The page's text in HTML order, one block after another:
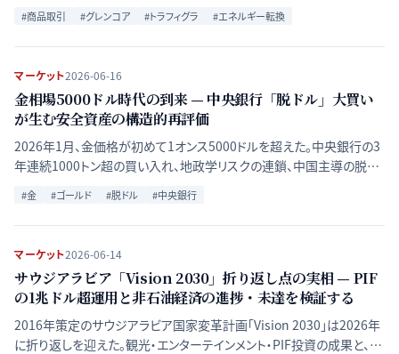
する。
#商品取引 #グレンコア #トラフィグラ #エネルギー転換
マーケット2026-06-16
金相場5000ドル時代の到来 — 中央銀行「脱ドル」大買い
が生む安全資産の構造的再評価
2026年1月、金価格が初めて1オンス5000ドルを超えた。中央銀行の3
年連続1000トン超の買い入れ、地政学リスクの連鎖、中国主導の脱ド
ル圧力——これらが複合する「構造的強気市場」のメカニズムを多角的
に解説する。
#金 #ゴールド #脱ドル #中央銀行
マーケット2026-06-14
サウジアラビア「Vision 2030」折り返し点の実相 — PIF
の1兆ドル超運用と非石油経済の進捗・未達を検証する
2016年策定のサウジアラビア国家変革計画「Vision 2030」は2026年
に折り返しを迎えた。観光・エンターテインメント・PIF投資の成果と、再